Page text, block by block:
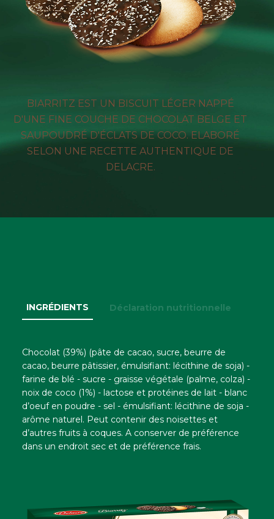
BIARRITZ EST UN BISCUIT LÉGER NAPPÉ
D'UNE FINE COUCHE DE CHOCOLAT BELGE ET
SAUPOUDRÉ D'ÉCLATS DE COCO. ELABORÉ
SELON UNE RECETTE AUTHENTIQUE DE
DELACRE.
INGRÉDIENTS Déclaration nutritionnelle
Chocolat (39%) (pâte de cacao, sucre, beurre de
cacao, beurre pâtissier, émulsifiant: lécithine de soja) -
farine de blé - sucre - graisse végétale (palme, colza) -
noix de coco (1%) - lactose et protéines de lait - blanc
d’oeuf en poudre - sel - émulsifiant: lécithine de soja -
arôme naturel. Peut contenir des noisettes et
d’autres fruits à coques. A conserver de préférence
dans un endroit sec et de préférence frais.